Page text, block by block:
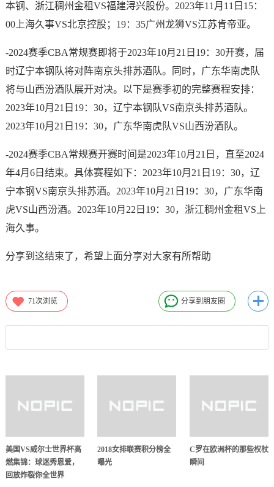
本钢、浙江稠州金租VS福建浔兴股份。2023年11月11日15：
00上海久事VS北京控股；19：35广州龙狮VS江苏肯帝亚。
-2024赛季CBA常规赛即将于2023年10月21日19：30开赛，届
时辽宁本钢队将对阵南京头排苏酒队。同时，广东华南虎队
将与山西汾酒队展开对决。以下是赛季初的完整赛程安排：
2023年10月21日19：30，辽宁本钢队VS南京头排苏酒队。
2023年10月21日19：30，广东华南虎队VS山西汾酒队。
-2024赛季CBA常规赛开赛时间是2023年10月21日，直至2024
年4月6日结束。具体赛程如下：2023年10月21日19：30，辽
宁本钢VS南京头排苏酒。2023年10月21日19：30，广东华南
虎VS山西汾酒。2023年10月22日19：30，浙江稠州金租VS上
海久事。
分享到这结束了，希望上面分享对大家有所帮助
71次浏览 分享到朋友圈
美国VS威尔士世界杯高
燃集锦：球迷秀恩爱，
回放炸裂你全世界
2018女排联赛积分榜全
曝光
C罗在欧洲杯的那些权杖
瞬间